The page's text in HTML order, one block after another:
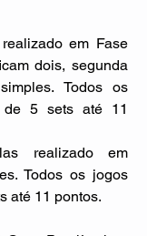
em Fase
dois, segunda
Todos os
de 5 sets até 11
realizado em
Todos os jogos
até 11 pontos.